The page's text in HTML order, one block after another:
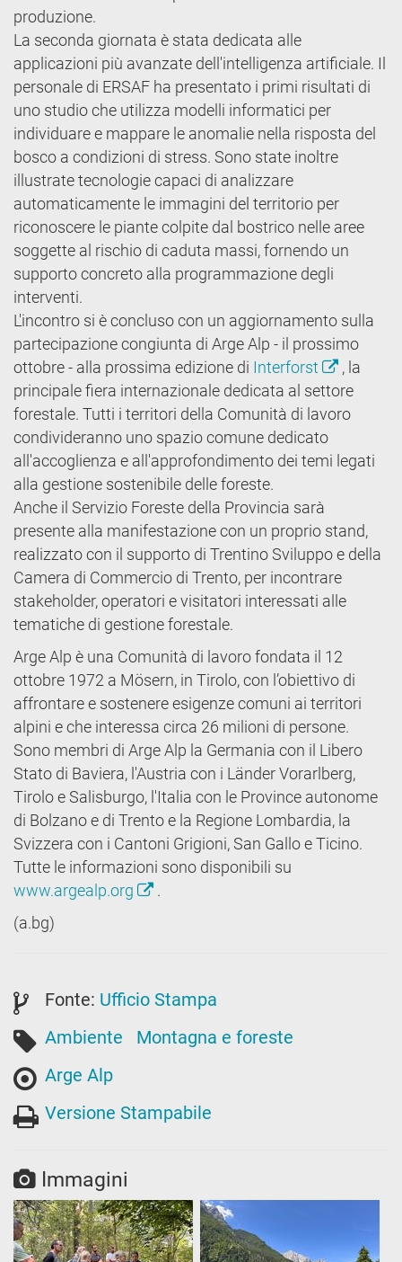
produzione.
La seconda giornata è stata dedicata alle
applicazioni più avanzate dell'intelligenza artificiale. Il
personale di ERSAF ha presentato i primi risultati di
uno studio che utilizza modelli informatici per
individuare e mappare le anomalie nella risposta del
bosco a condizioni di stress. Sono state inoltre
illustrate tecnologie capaci di analizzare
automaticamente le immagini del territorio per
riconoscere le piante colpite dal bostrico nelle aree
soggette al rischio di caduta massi, fornendo un
supporto concreto alla programmazione degli
interventi.
L'incontro si è concluso con un aggiornamento sulla
partecipazione congiunta di Arge Alp - il prossimo
ottobre - alla prossima edizione di Interforst
, la
principale fiera internazionale dedicata al settore
forestale. Tutti i territori della Comunità di lavoro
condivideranno uno spazio comune dedicato
all'accoglienza e all'approfondimento dei temi legati
alla gestione sostenibile delle foreste.
Anche il Servizio Foreste della Provincia sarà
presente alla manifestazione con un proprio stand,
realizzato con il supporto di Trentino Sviluppo e della
Camera di Commercio di Trento, per incontrare
stakeholder, operatori e visitatori interessati alle
tematiche di gestione forestale.
Arge Alp è una Comunità di lavoro fondata il 12
ottobre 1972 a Mösern, in Tirolo, con l’obiettivo di
affrontare e sostenere esigenze comuni ai territori
alpini e che interessa circa 26 milioni di persone.
Sono membri di Arge Alp la Germania con il Libero
Stato di Baviera, l'Austria con i Länder Vorarlberg,
Tirolo e Salisburgo, l'Italia con le Province autonome
di Bolzano e di Trento e la Regione Lombardia, la
Svizzera con i Cantoni Grigioni, San Gallo e Ticino.
Tutte le informazioni sono disponibili su
www.argealp.org
.
(a.bg)
Fonte: Ufficio Stampa
Ambiente
Montagna e foreste
Arge Alp
Versione Stampabile
Immagini